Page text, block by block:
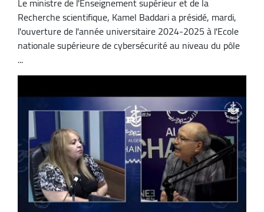
Recherche scientifique, Kamel Baddari a présidé, mardi,
l'ouverture de l'année universitaire 2024-2025 à l'Ecole
nationale supérieure de cybersécurité au niveau du pôle
...